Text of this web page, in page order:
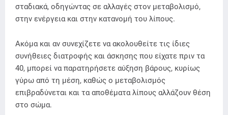
σταδιακά, οδηγώντας σε αλλαγές στον μεταβολισμό,
στην ενέργεια και στην κατανομή του λίπους.
Ακόμα και αν συνεχίζετε να ακολουθείτε τις ίδιες
συνήθειες διατροφής και άσκησης που είχατε πριν τα
40, μπορεί να παρατηρήσετε αύξηση βάρους, κυρίως
γύρω από τη μέση, καθώς ο μεταβολισμός
επιβραδύνεται και τα αποθέματα λίπους αλλάζουν θέση
στο σώμα.